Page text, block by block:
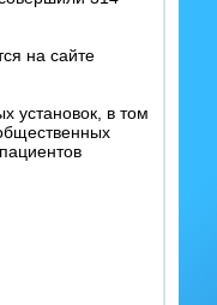
на сайте
установок, в том